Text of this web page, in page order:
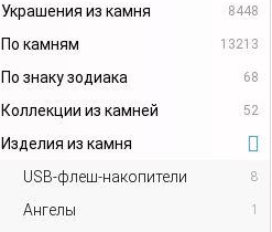
Украшения из камня 8448
По камням 13213
По знаку зодиака 68
Коллекции из камней 52
Изделия из камня
USB-флеш-накопители
8
Ангелы 1